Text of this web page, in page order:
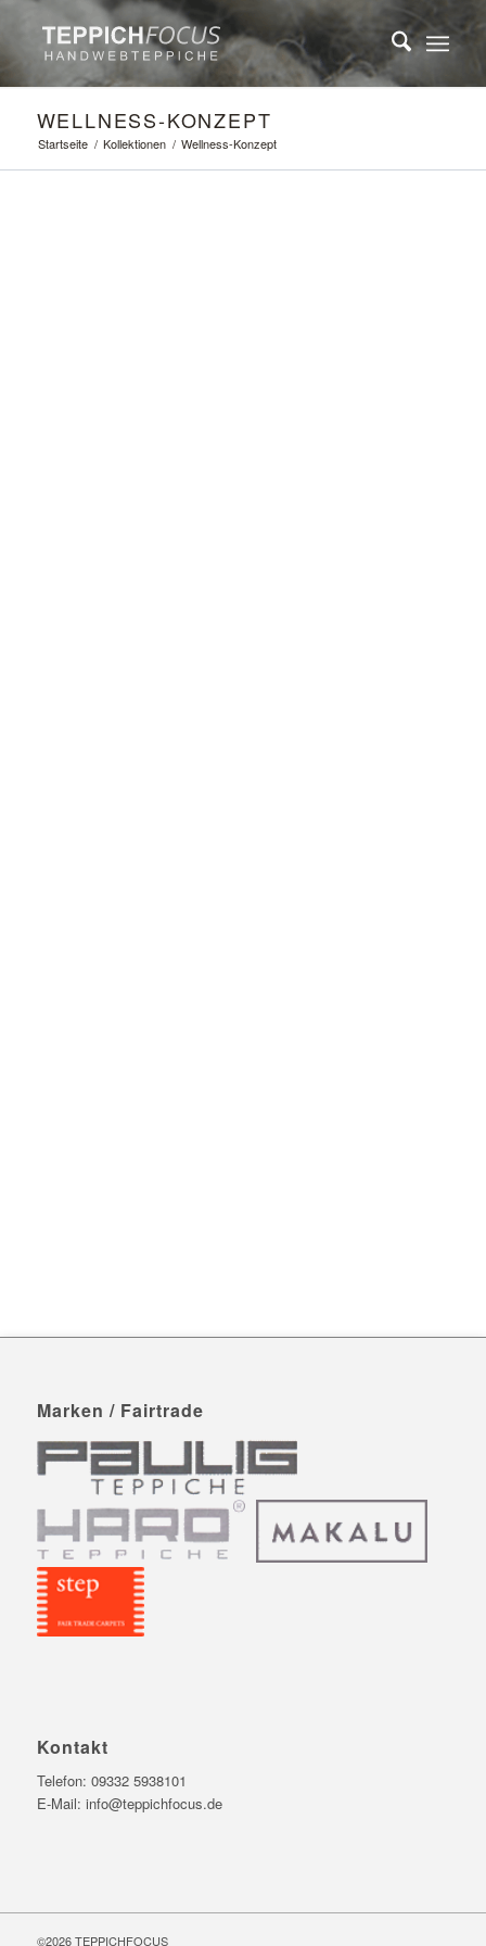
WELLNESS-KONZEPT
Startseite / Kollektionen / Wellness-Konzept
Marken / Fairtrade
Kontakt
Telefon: 09332 5938101
E-Mail: info@teppichfocus.de
©2026TEPPICHFOCUS